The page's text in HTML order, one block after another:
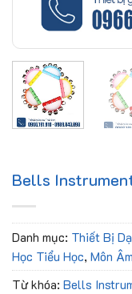
Bells
Danh mục: Thiết Bị
Học Tiểu Học, Môn
Từ khóa: Bells